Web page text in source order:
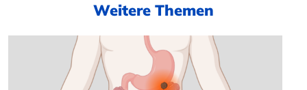
Weitere Themen